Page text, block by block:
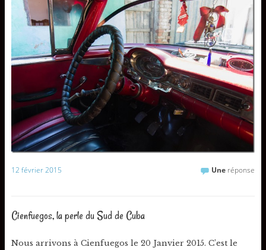
12 février 2015 Une réponse
Cienfuegos, la perle du Sud de Cuba
Nous arrivons à Cienfuegos le 20 Janvier 2015. C’est le